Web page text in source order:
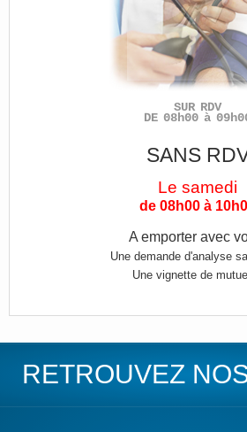
SUR RDV
DE 08h00 à
SANS
Le samedi
de 08h00 à
A emporter avec
Une demande d'analyse
Une vignette de
RETROUVEZ